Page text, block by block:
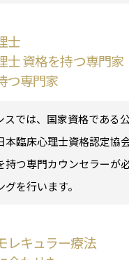
士
士 資格を持つ専門家
つ専門家
スでは、国家資格である
本臨床心理士資格認定協
持つ専門カウンセラーが
を行います。
レキュラー療法